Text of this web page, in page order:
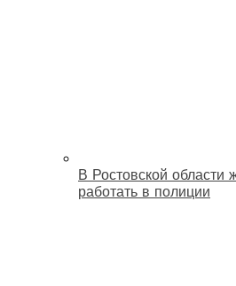
В Ростовской области
работать в полиции